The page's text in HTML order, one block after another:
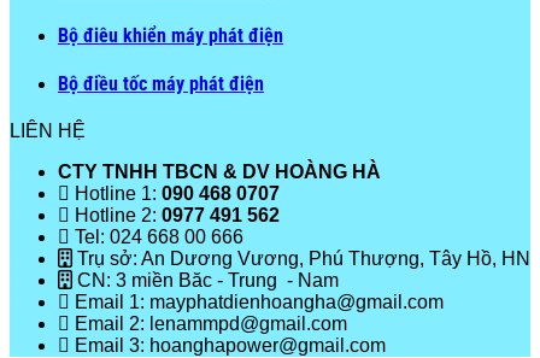
Bộ điêu khiển máy phát điện
Bộ điều tốc máy phát điện
LIÊN HỆ
CTY TNHH TBCN & DV HOÀNG HÀ
Hotline 1: 090 468 0707
Hotline 2: 0977 491 562
Tel: 024 668 00 666
Trụ sở: An Dương Vương, Phú Thượng, Tây Hồ, HN
CN: 3 miền Băc - Trung - Nam
Email 1: mayphatdienhoangha@gmail.com
Email 2: lenammpd@gmail.com
Email 3: hoanghapower@gmail.com